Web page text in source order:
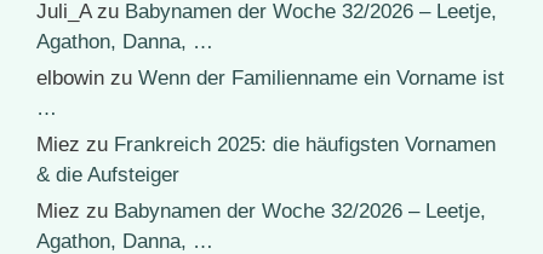
Juli_Azu Babynamen der Woche 32/2026 – Leetje,
Agathon, Danna, …
elbowin zu Wenn der Familienname ein Vorname ist
…
Miez zu Frankreich 2025: die häufigsten Vornamen
& die Aufsteiger
Miez zu Babynamen der Woche 32/2026 – Leetje,
Agathon, Danna, …